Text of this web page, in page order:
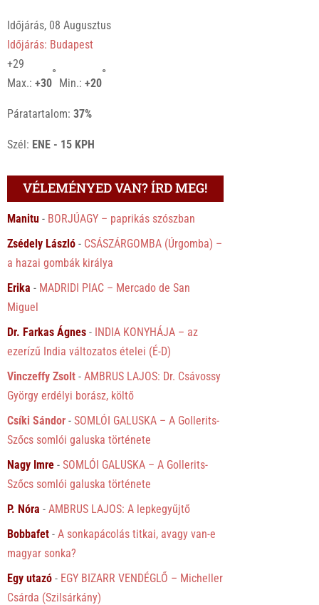
Időjárás, 08 Augusztus
Időjárás: Budapest
+29
Max.:+30
°
Min.:+20
°
Páratartalom:37%
Szél: ENE - 15 KPH
VÉLEMÉNYED VAN? ÍRD MEG!
Manitu - BORJÚAGY – paprikás szószban
Zsédely László - CSÁSZÁRGOMBA (Úrgomba) –
a hazai gombák királya
Erika - MADRIDI PIAC – Mercado de San
Miguel
Dr. Farkas Ágnes - INDIA KONYHÁJA – az
ezerízű India változatos ételei (É-D)
Vinczeffy Zsolt -AMBRUS LAJOS: Dr. Csávossy
György erdélyi borász, költő
Csíki Sándor -SOMLÓI GALUSKA – A Gollerits-
Szőcs somlói galuska története
Nagy Imre -SOMLÓI GALUSKA – A Gollerits-
Szőcs somlói galuska története
P. Nóra -AMBRUS LAJOS: A lepkegyűjtő
Bobbafet -A sonkapácolás titkai, avagy van-e
magyar sonka?
Egy utazó - EGY BIZARR VENDÉGLŐ – Micheller
Csárda (Szilsárkány)